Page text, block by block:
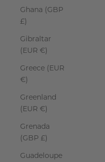
Ghana (GBP
£)
Gibraltar
(EUR €)
Greece (EUR
€)
Greenland
(EUR €)
Grenada
(GBP £)
Guadeloupe